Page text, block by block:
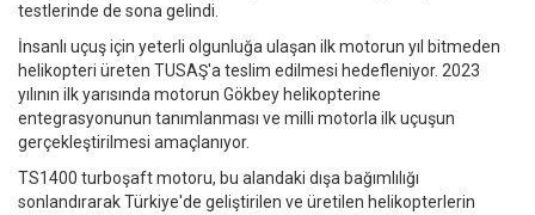
testlerinde de sona gelindi.
İnsanlı uçuş için yeterli olgunluğa ulaşan ilk motorun yıl bitmeden
helikopteri üreten TUSAŞ'a teslim edilmesi hedefleniyor. 2023
yılının ilk yarısında motorun Gökbey helikopterine
entegrasyonunun tanımlanması ve milli motorla ilk uçuşun
gerçekleştirilmesi amaçlanıyor.
TS1400 turboşaft motoru, bu alandaki dışa bağımlılığı
sonlandırarak Türkiye'de geliştirilen ve üretilen helikopterlerin